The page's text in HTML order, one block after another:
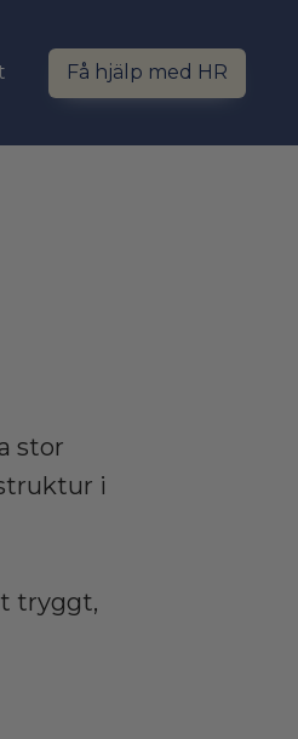
Få hjälp med HR
stor
i
tryggt,